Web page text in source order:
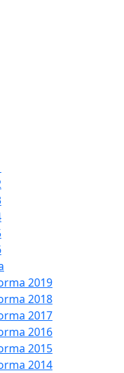
2019
2018
2017
2016
2015
2014